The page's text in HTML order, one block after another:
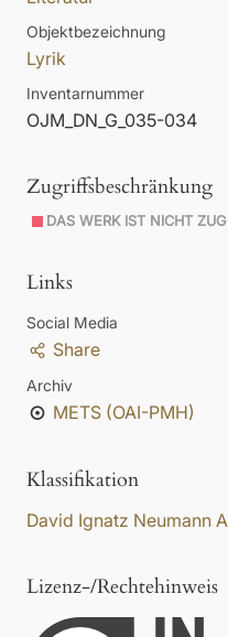
Objektbezeichnung
Lyrik
Inventarnummer
OJM_DN_G_035-034
Zugriffsbeschränkung
DAS WERK IST NICHT
Links
Social Media
Share
Archiv
METS (OAI-PMH)
Klassifikation
David Ignatz Neumann
Lizenz-/Rechtehinweis